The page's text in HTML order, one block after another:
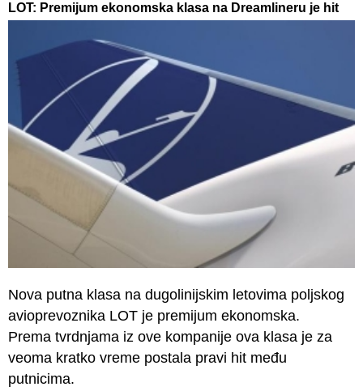
LOT: Premijum ekonomska klasa na Dreamlineru je hit
Nova putna klasa na dugolinijskim letovima poljskog
avioprevoznika LOT je premijum ekonomska.
Prema tvrdnjama iz ove kompanije ova klasa je za
veoma kratko vreme postala pravi hit među
putnicima.